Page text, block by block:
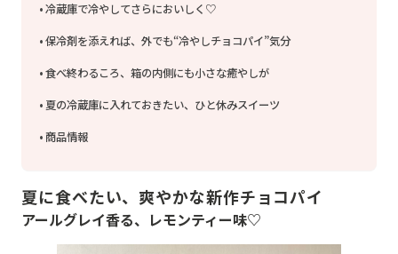
冷蔵庫で冷やしてさらにおいしく♡
保冷剤を添えれば、外でも“冷やしチョコパイ”気分
食べ終わるころ、箱の内側にも小さな癒やしが
夏の冷蔵庫に入れておきたい、ひと休みスイーツ
商品情報
夏に食べたい、爽やかな新作チョコパイ
アールグレイ香る、レモンティー味♡